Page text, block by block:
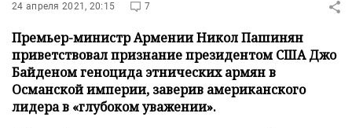
24 апреля 2021, 20:15 7
Премьер-министр Армении Никол Пашинян
приветствовал признание президентом США Джо
Байденом геноцида этнических армян в
Османской империи, заверив американского
лидера в «глубоком уважении».